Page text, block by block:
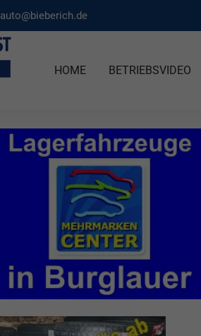
auto@bieberich.de
HOME BETRIEBSVIDEO